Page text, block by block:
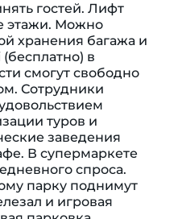
гостей. Лифт
этажи. Можно
хранения багажа и
в
смогут свободно
Сотрудники
туров и
заведения
В супермаркете
спроса.
парку поднимут
и игровая